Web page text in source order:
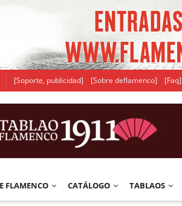
[Soporte, publicidad] [Sobre deflamenco] [Faq]
FLAMENCO CATÁLOGO TABLAOS